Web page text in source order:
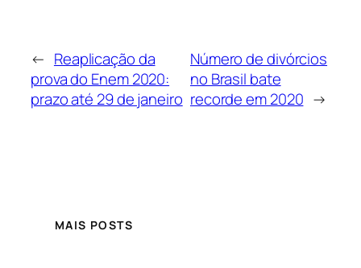
← Reaplicação da
prova do Enem 2020:
prazo até 29 de janeiro
Número de divórcios
no Brasil bate
recorde em 2020 →
MAIS POSTS